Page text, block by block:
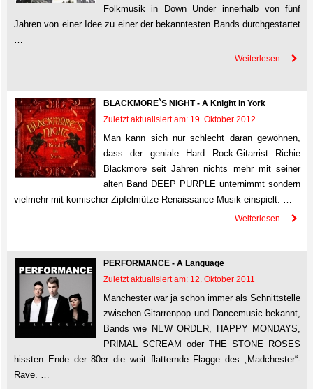
Folkmusik in Down Under innerhalb von fünf
Jahren von einer Idee zu einer der bekanntesten Bands durchgestartet
…
Weiterlesen...
BLACKMORE`S NIGHT - A Knight In York
Zuletzt aktualisiert am: 19. Oktober 2012
Man kann sich nur schlecht daran gewöhnen,
dass der geniale Hard Rock-Gitarrist Richie
Blackmore seit Jahren nichts mehr mit seiner
alten Band DEEP PURPLE unternimmt sondern
vielmehr mit komischer Zipfelmütze Renaissance-Musik einspielt. …
Weiterlesen...
PERFORMANCE - A Language
Zuletzt aktualisiert am: 12. Oktober 2011
Manchester war ja schon immer als Schnittstelle
zwischen Gitarrenpop und Dancemusic bekannt,
Bands wie NEW ORDER, HAPPY MONDAYS,
PRIMAL SCREAM oder THE STONE ROSES
hissten Ende der 80er die weit flatternde Flagge des „Madchester“-
Rave. …